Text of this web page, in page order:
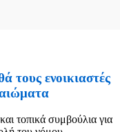
τους ενοικιαστές
τοπικά συμβούλια για